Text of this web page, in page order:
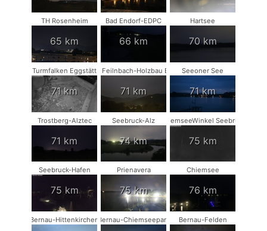
TH Rosenheim
65 km
Bad Endorf-EDPC
66 km
Hartsee
70 km
Turmfalken Eggstätt
71 km
Bad Feilnbach-Holzbau Eder
71 km
Seeoner See
71 km
Trostberg-Alztec
71 km
Seebruck-Alz
74 km
ChiemseeWinkel Seebruck
75 km
Seebruck-Hafen
75 km
Prienavera
75 km
Chiemsee
76 km
Bernau-Hittenkirchen Bernau-Chiemseepark Bernau-Felden